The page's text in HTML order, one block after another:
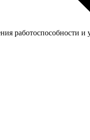
работоспособности и